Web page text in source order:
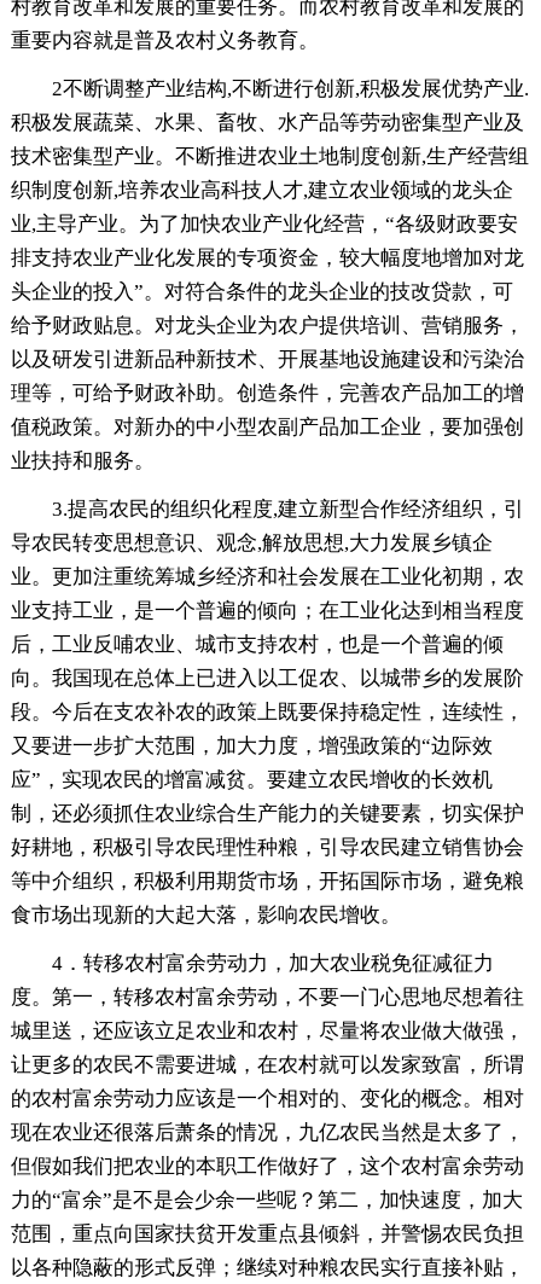
村教育改革和发展的重要任务。而农村教育改革和发展的
重要内容就是普及农村义务教育。
2不断调整产业结构,不断进行创新,积极发展优势产业.
积极发展蔬菜、水果、畜牧、水产品等劳动密集型产业及
技术密集型产业。不断推进农业土地制度创新,生产经营组
织制度创新,培养农业高科技人才,建立农业领域的龙头企
业,主导产业。为了加快农业产业化经营，“各级财政要安
排支持农业产业化发展的专项资金，较大幅度地增加对龙
头企业的投入”。对符合条件的龙头企业的技改贷款，可
给予财政贴息。对龙头企业为农户提供培训、营销服务，
以及研发引进新品种新技术、开展基地设施建设和污染治
理等，可给予财政补助。创造条件，完善农产品加工的增
值税政策。对新办的中小型农副产品加工企业，要加强创
业扶持和服务。
3.提高农民的组织化程度,建立新型合作经济组织，引
导农民转变思想意识、观念,解放思想,大力发展乡镇企
业。更加注重统筹城乡经济和社会发展在工业化初期，农
业支持工业，是一个普遍的倾向；在工业化达到相当程度
后，工业反哺农业、城市支持农村，也是一个普遍的倾
向。我国现在总体上已进入以工促农、以城带乡的发展阶
段。今后在支农补农的政策上既要保持稳定性，连续性，
又要进一步扩大范围，加大力度，增强政策的“边际效
应”，实现农民的增富减贫。要建立农民增收的长效机
制，还必须抓住农业综合生产能力的关键要素，切实保护
好耕地，积极引导农民理性种粮，引导农民建立销售协会
等中介组织，积极利用期货市场，开拓国际市场，避免粮
食市场出现新的大起大落，影响农民增收。
4．转移农村富余劳动力，加大农业税免征减征力
度。第一，转移农村富余劳动，不要一门心思地尽想着往
城里送，还应该立足农业和农村，尽量将农业做大做强，
让更多的农民不需要进城，在农村就可以发家致富，所谓
的农村富余劳动力应该是一个相对的、变化的概念。相对
现在农业还很落后萧条的情况，九亿农民当然是太多了，
但假如我们把农业的本职工作做好了，这个农村富余劳动
力的“富余”是不是会少余一些呢？第二，加快速度，加大
范围，重点向国家扶贫开发重点县倾斜，并警惕农民负担
以各种隐蔽的形式反弹；继续对种粮农民实行直接补贴，